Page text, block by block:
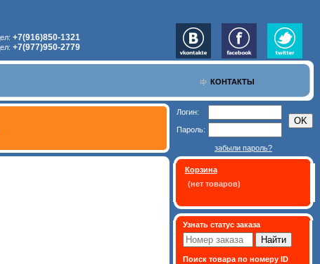
+7(916)850-1321
+7(977)950-2779
КОНТАКТЫ
Логин:
Пароль:
забыли пароль?
Корзина
(нет товаров)
Узнать статус заказа
Поиск товара по номеру ID